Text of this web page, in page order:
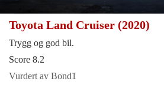
Toyota Land Cruiser (2020)
Trygg og god bil.
Score 8.2
Vurdert av Bond1